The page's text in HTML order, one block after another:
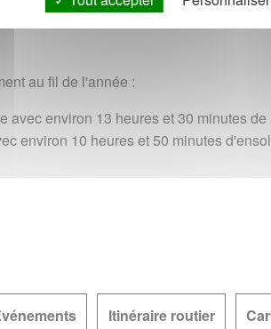
au fil de l'année :
avec environ 13 heures et 30 minutes
environ 10 heures et 50 minutes
Itinéraire routier